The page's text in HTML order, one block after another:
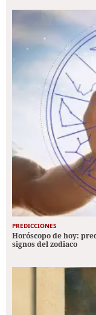
PREDICCIONES
Horóscopo de hoy:
signos del zodiaco